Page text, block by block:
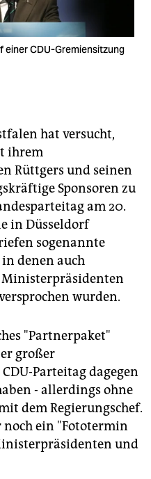
einer CDU-Gremiensitzung
hat versucht,
ihrem
Rüttgers und seinen
Sponsoren zu
am 20.
in Düsseldorf
sogenannte
denen auch
Ministerpräsidenten
wurden.
"Partnerpaket"
großer
Parteitag dagegen
- allerdings ohne
dem Regierungschef.
ein "Fototermin
und